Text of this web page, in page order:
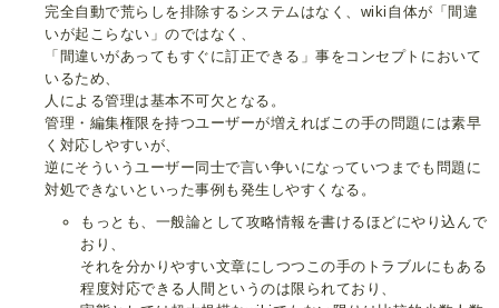
完全自動で荒らしを排除するシステムはなく、wiki自体が「間違
いが起こらない」のではなく、
「間違いがあってもすぐに訂正できる」事をコンセプトにおいて
いるため、
人による管理は基本不可欠となる。
管理・編集権限を持つユーザーが増えればこの手の問題には素早
く対応しやすいが、
逆にそういうユーザー同士で言い争いになっていつまでも問題に
対処できないといった事例も発生しやすくなる。
もっとも、一般論として攻略情報を書けるほどにやり込んで
おり、
それを分かりやすい文章にしつつこの手のトラブルにもある
程度対応できる人間というのは限られており、